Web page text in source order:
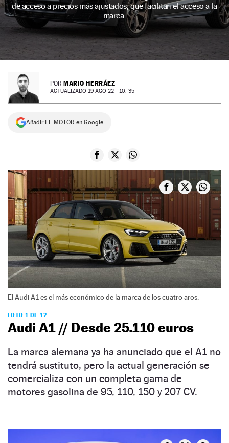
NEWSLETTER
de acceso a precios más ajustados, que facilitan el acceso a la
marca.
POR MARIO HERRÁEZ
ACTUALIZADO 19 AGO 22 - 10: 35
Añadir EL MOTOR en Google
El Audi A1 es el más económico de la marca de los cuatro aros.
FOTO 1 DE 12
Audi A1 // Desde 25.110 euros
La marca alemana ya ha anunciado que el A1 no
tendrá sustituto, pero la actual generación se
comercializa con un completa gama de
motores gasolina de 95, 110, 150 y 207 CV.